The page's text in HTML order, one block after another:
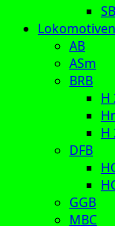
AB
ASm
BRB
H
H
DFB
GGB
MBC